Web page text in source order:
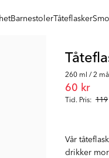
BarnestolerTåteflasker
260 ml / 2
Tid. Pris: 119
60 kr
Vår
drikker